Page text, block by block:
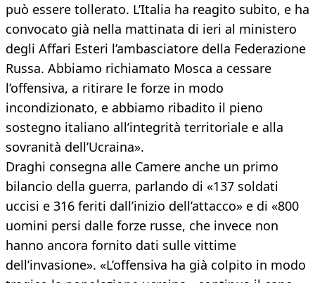
può essere tollerato. L’Italia ha reagito subito, e ha
convocato già nella mattinata di ieri al ministero
degli Affari Esteri l’ambasciatore della Federazione
Russa. Abbiamo richiamato Mosca a cessare
l’offensiva, a ritirare le forze in modo
incondizionato, e abbiamo ribadito il pieno
sostegno italiano all’integrità territoriale e alla
sovranità dell’Ucraina».
Draghi consegna alle Camere anche un primo
bilancio della guerra, parlando di «137 soldati
uccisi e 316 feriti dall’inizio dell’attacco» e di «800
uomini persi dalle forze russe, che invece non
hanno ancora fornito dati sulle vittime
dell’invasione». «L’offensiva ha già colpito in modo